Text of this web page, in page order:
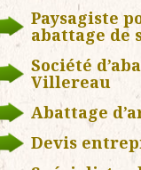
Paysagiste
abattage de
Société
Villereau
Abattage
Devis